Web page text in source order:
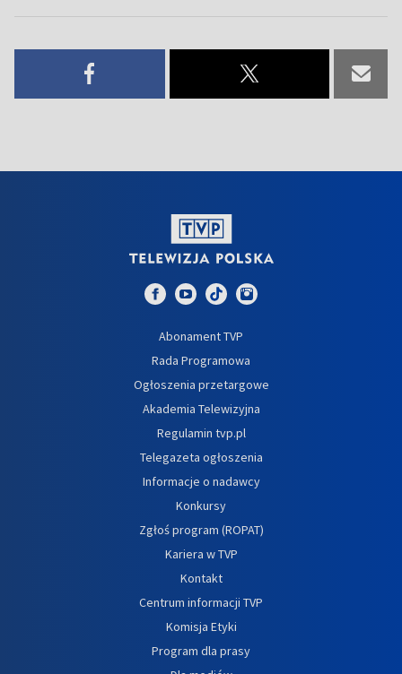
Abonament TVP
Rada Programowa
Ogłoszenia przetargowe
Akademia Telewizyjna
Regulamin tvp.pl
Telegazeta ogłoszenia
Informacje o nadawcy
Konkursy
Zgłoś program (ROPAT)
Kariera w TVP
Kontakt
Centrum informacji TVP
Komisja Etyki
Program dla prasy